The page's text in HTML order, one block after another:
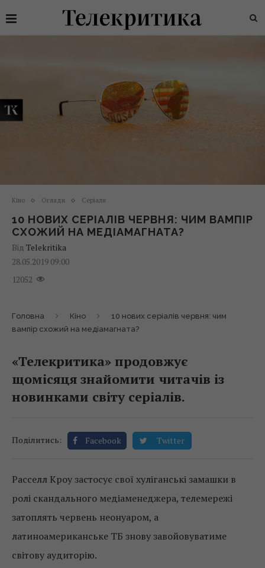
Кіно Огляди Серіали
10 НОВИХ СЕРІАЛІВ ЧЕРВНЯ: ЧИМ ВАМПІР
СХОЖИЙ НА МЕДІАМАГНАТА?
Від Telekritika
28.05.2019 09:00
12052
Головна Кіно
10 нових серіалів червня: чим
вампір схожий на медіамагната?
«Телекритика» продовжує
щомісяця знайомити читачів із
новинками світу серіалів.
Поділитись: Facebook Twitter
Расселл Кроу застосує свої хуліганські замашки в
ролі скандального медіаменеджера, телемережі
затоплять червень неонуаром, а
латиноамериканське ТБ знову завойовуватиме
світову аудиторію.